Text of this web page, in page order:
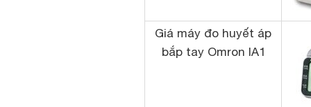
Giá máy đo huyết áp
bắp tay Omron IA1